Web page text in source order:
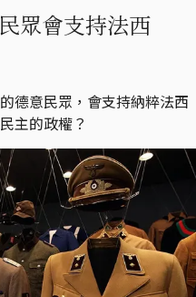
眾會支持法西
德意民眾，會支持納粹法西
主的政權？